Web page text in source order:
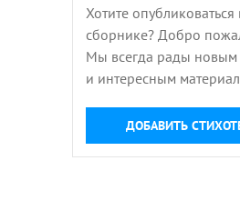
Хотите
сборнике? Добро
Мы всегда рады новым
и интересным
ДОБАВИТЬ